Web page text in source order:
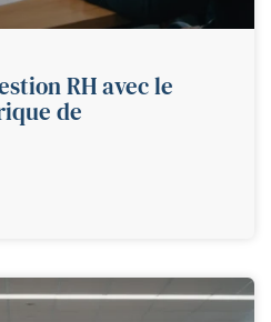
RH avec le
de